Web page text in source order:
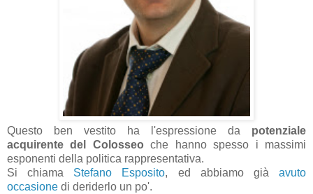
Questo ben vestito ha l'espressione da potenziale
acquirente del Colosseo che hanno spesso i massimi
esponenti della politica rappresentativa.
Si chiama Stefano Esposito, ed abbiamo giàavuto
occasione di deriderlo un po'.